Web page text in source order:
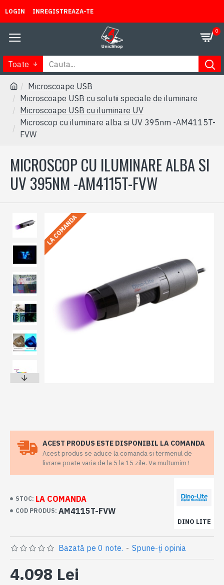
LOGIN INREGISTREAZA-TE
0
Toate
Microscoape USB
Microscoape USB cu solutii speciale de iluminare
Microscoape USB cu iluminare UV
Microscop cu iluminare alba si UV 395nm -AM4115T-
FVW
MICROSCOP CU ILUMINARE ALBA SI
UV 395NM -AM4115T-FVW
LA COMANDA
ACEST PRODUS ESTE DISPONIBIL LA COMANDA
Acest produs se aduce la comanda si termenul de
livrare poate varia de la 5 la 15 zile. Va multumim !
STOC: LA COMANDA
COD PRODUS: AM4115T-FVW
DINO LITE
Bazată pe 0 note. - Spune-ţi opinia
4.098 Lei